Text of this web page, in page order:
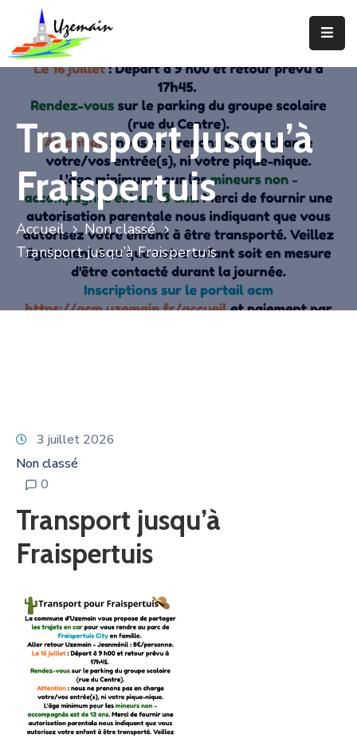
Actualités
Agenda
Votre
Commune
Votre
Mairie
Services
Locale
Transport Jusqu’à
Fraispertuis
Accueil
Non classé
Transport jusqu’à Fraispertuis
3 juillet 2026
Non classé
0
Transport jusqu’à
Fraispertuis